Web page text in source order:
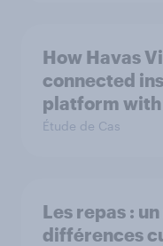
How Havas
connected
platform with
Étude de Cas
Les repas :
différences